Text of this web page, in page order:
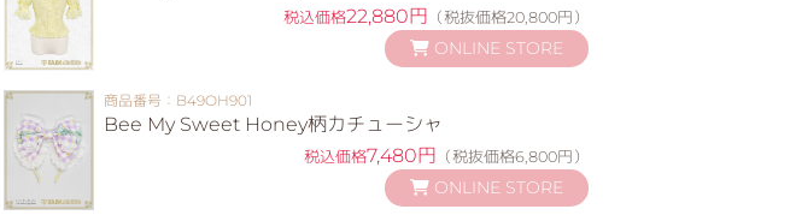
税込価格22,880円 （税抜価格20,800円）
ONLINE STORE
商品番号：B49OH901
Bee My Sweet Honey柄カチューシャ
税込価格7,480円 （税抜価格6,800円）
ONLINE STORE